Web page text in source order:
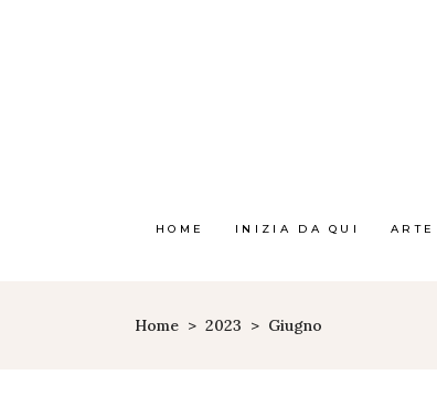
HOME INIZIA DA QUI
Home > 2023 > Giugno